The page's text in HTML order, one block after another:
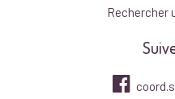
Rechercher